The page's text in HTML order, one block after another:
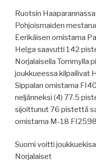
Ruotsin
Pohjoismaiden
Eerikäisen omistama
Helga saavutti 142
Norjalaisella Tommylla
joukkueessa kilpailivat
Sippalan omistama
neljänneksi (4) 77.5
sijoittunut 76 pistettä
omistama M-18
Suomi voitti
Norjalaiset